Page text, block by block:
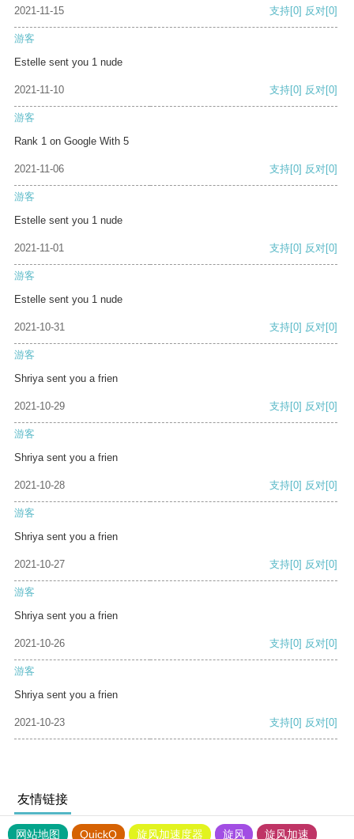
2021-11-15 支持[0] 反对[0]
游客
Estelle sent you 1 nude
2021-11-10 支持[0] 反对[0]
游客
Rank 1 on Google With 5
2021-11-06 支持[0] 反对[0]
游客
Estelle sent you 1 nude
2021-11-01 支持[0] 反对[0]
游客
Estelle sent you 1 nude
2021-10-31 支持[0] 反对[0]
游客
Shriya sent you a frien
2021-10-29 支持[0] 反对[0]
游客
Shriya sent you a frien
2021-10-28 支持[0] 反对[0]
游客
Shriya sent you a frien
2021-10-27 支持[0] 反对[0]
游客
Shriya sent you a frien
2021-10-26 支持[0] 反对[0]
游客
Shriya sent you a frien
2021-10-23 支持[0] 反对[0]
友情链接
网站地图 QuickQ 旋风加速度器 旋风 旋风加速